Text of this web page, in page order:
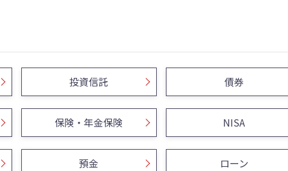
投資信託 債券
保険・年金保険 NISA
預金 ローン